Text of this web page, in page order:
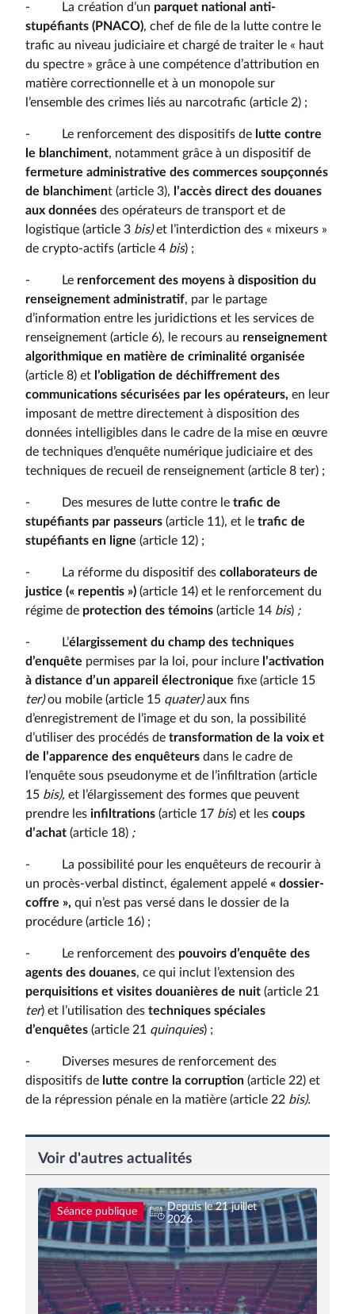
- La création d’un parquet national anti-
stupéfiants (PNACO), chef de file de la lutte contre le
trafic au niveau judiciaire et chargé de traiter le « haut
du spectre » grâce à une compétence d’attribution en
matière correctionnelle et à un monopole sur
l’ensemble des crimes liés au narcotrafic (article 2) ;
- Le renforcement des dispositifs de lutte contre
le blanchiment, notamment grâce à un dispositif de
fermeture administrative des commerces soupçonnés
de blanchiment (article 3), l’accès direct des douanes
aux données des opérateurs de transport et de
logistique (article 3 bis)et l’interdiction des « mixeurs »
de crypto-actifs (article 4 bis) ;
- Le renforcement des moyens à disposition du
renseignement administratif, par le partage
d’information entre les juridictions et les services de
renseignement (article 6), le recours au renseignement
algorithmique en matière de criminalité organisée
(article 8) et l’obligation de déchiffrement des
communications sécurisées par les opérateurs, en leur
imposant de mettre directement à disposition des
données intelligibles dans le cadre de la mise en œuvre
de techniques d’enquête numérique judiciaire et des
techniques de recueil de renseignement (article 8 ter) ;
- Des mesures de lutte contre le trafic de
stupéfiants par passeurs (article 11), et le trafic de
stupéfiants en ligne (article 12) ;
- La réforme du dispositif des collaborateurs de
justice (« repentis ») (article 14) et le renforcement du
régime de protection des témoins (article 14 bis) ;
- L’élargissement du champ des techniques
d’enquête permises par la loi, pour inclure l’activation
à distance d’un appareil électronique fixe (article 15
ter)ou mobile (article 15 quater)aux fins
d’enregistrement de l’image et du son, la possibilité
d’utiliser des procédés de transformation de la voix et
de l’apparence des enquêteurs dans le cadre de
l’enquête sous pseudonyme et de l’infiltration (article
15 bis), et l’élargissement des formes que peuvent
prendre les infiltrations (article 17 bis) et les coups
d’achat (article 18) ;
- La possibilité pour les enquêteurs de recourir à
un procès-verbal distinct, également appelé « dossier-
coffre », qui n’est pas versé dans le dossier de la
procédure (article 16) ;
- Le renforcement des pouvoirs d’enquête des
agents des douanes, ce qui inclut l’extension des
perquisitions et visites douanières de nuit (article 21
ter) et l’utilisation des techniques spéciales
d’enquêtes (article 21 quinquies) ;
- Diverses mesures de renforcement des
dispositifs de lutte contre la corruption (article 22) et
de la répression pénale en la matière (article 22 bis).
Voir d'autres actualités
Séance publique
Depuis le 21 juillet
2026